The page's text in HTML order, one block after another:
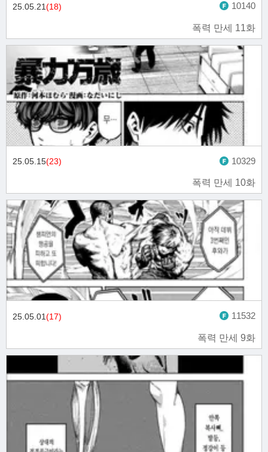
폭력 만세 11화
25.05.21(18) 10140
폭력 만세 10화
25.05.15(23) 10329
폭력 만세 9화
25.05.01(17) 11532